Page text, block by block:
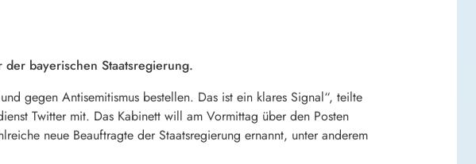
bayerischen Staatsregierung.
gegen Antisemitismus bestellen. Das ist ein klares Signal“, teilte
Twitter mit. Das Kabinett will am Vormittag über den Posten
neue Beauftragte der Staatsregierung ernannt, unter anderem